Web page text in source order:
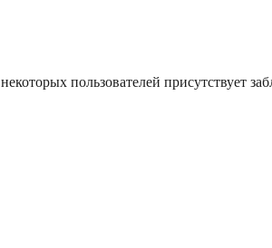
пользователей присутствует